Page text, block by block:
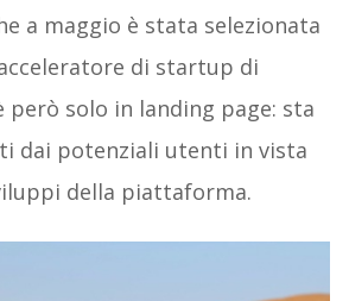
a maggio è stata selezionata
di startup di
però solo in landing page: sta
dai potenziali utenti in vista
della piattaforma.